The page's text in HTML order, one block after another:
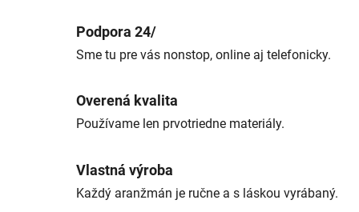
Podpora 24/
Sme tu pre vás nonstop, online aj telefonicky.
Overená kvalita
Používame len prvotriedne materiály.
Vlastná výroba
Každý aranžmán je ručne a s láskou vyrábaný.